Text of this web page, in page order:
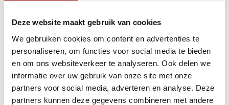
Deze website maakt gebruik van cookies
We gebruiken cookies om content en advertenties te
personaliseren, om functies voor social media te bieden
en om ons websiteverkeer te analyseren. Ook delen we
informatie over uw gebruik van onze site met onze
partners voor social media, adverteren en analyse. Deze
partners kunnen deze gegevens combineren met andere
Apply filters
Producten getagd met
betaalbaar
Producten